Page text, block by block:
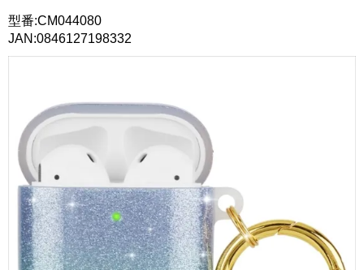
型番:CM044080
JAN:0846127198332